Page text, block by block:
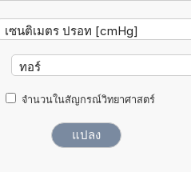
จำนวนในสัญกรณ์วิทยาศาสตร์